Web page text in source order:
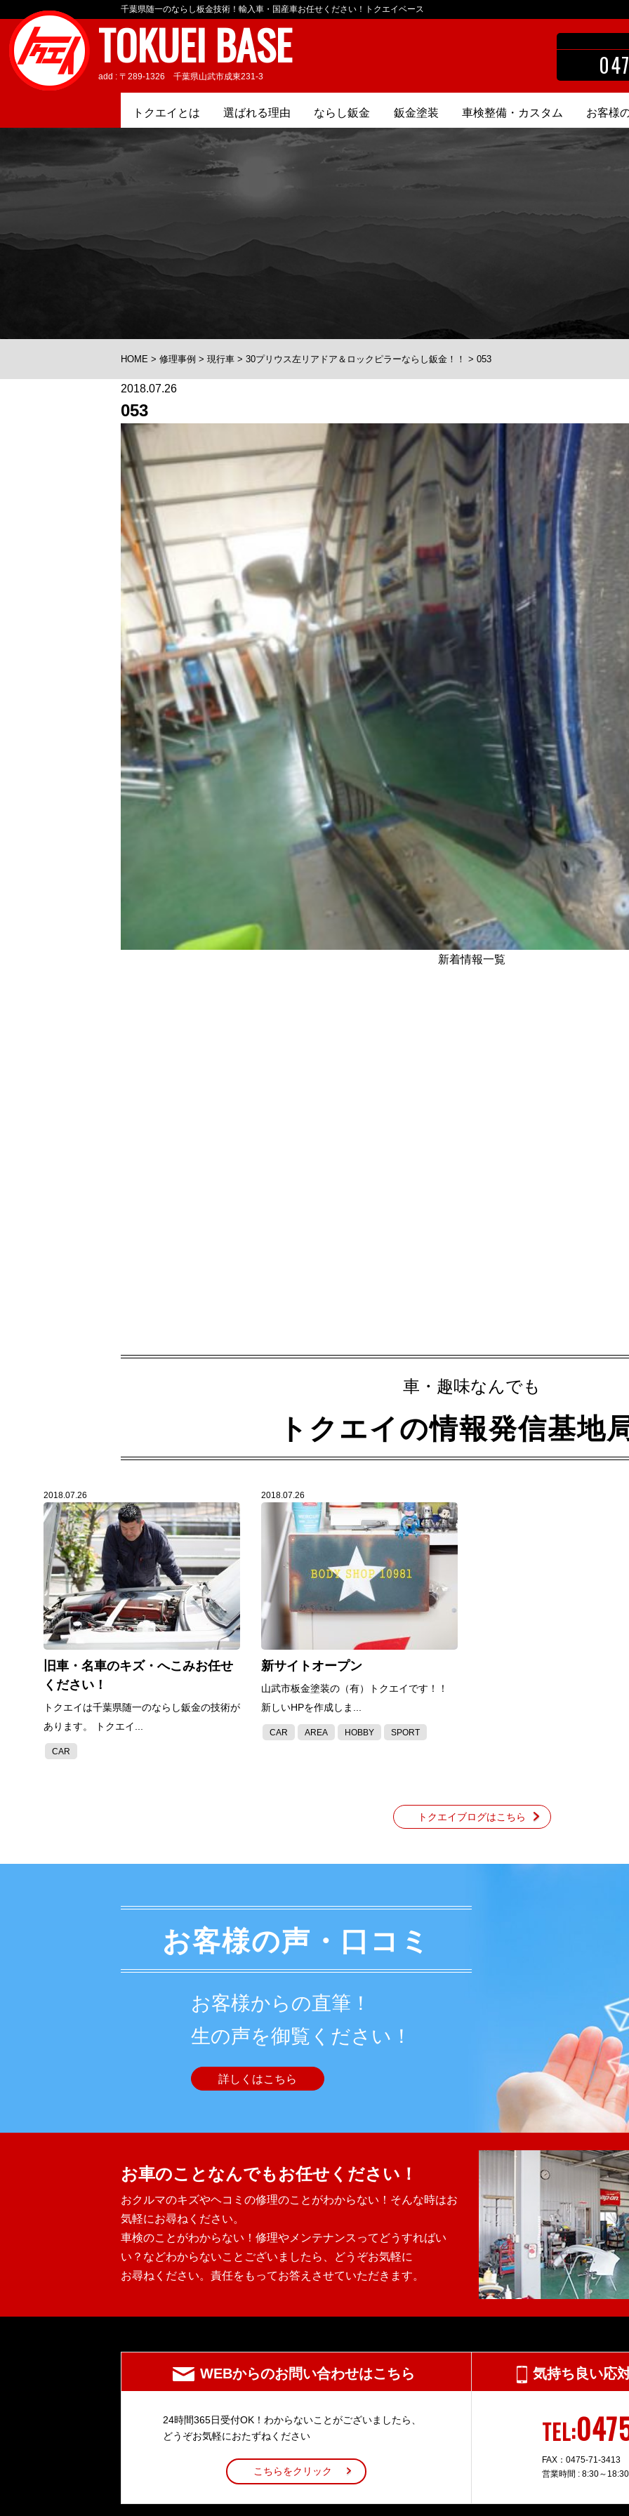
千葉県随一のならし板金技術！輸入車・国産車お任せください！トクエイベース
TOKUEI BASE
add : 〒289-1326 千葉県山武市成東231-3
トクエイとは 選ばれる理由 ならし鈑金 鈑金塗装 車検整備・カスタム お客様
HOME > 修理事例 > 現行車 > 30プリウス左リアドア＆ロックピラーならし鈑金！！ > 053
2018.07.26
053
新着情報一覧
車・趣味なんでも
トクエイの情報発信基地
2018.07.26
旧車・名車のキズ・へこみお任せ
ください！
トクエイは千葉県随一のならし鈑金の技術が
あります。 トクエイ...
CAR
2018.07.26
新サイトオープン
山武市板金塗装の（有）トクエイです！！
新しいHPを作成しま...
CAR AREA HOBBY SPORT
トクエイブログはこちら
お客様の声・口コミ
お客様からの直筆！
生の声を御覧ください！
詳しくはこちら
お車のことなんでもお任せください！
おクルマのキズやヘコミの修理のことがわからない！そんな時はお
気軽にお尋ねください。
車検のことがわからない！修理やメンテナンスってどうすればい
い？などわからないことございましたら、どうぞお気軽に
お尋ねください。責任をもってお答えさせていただきます。
WEBからのお問い合わせはこちら
24時間365日受付OK！わからないことがございましたら、
どうぞお気軽におたずねください
こちらをクリック
気持ち良い応
TEL:
FAX：0475-71-3413
営業時間 : 8:30～18:30